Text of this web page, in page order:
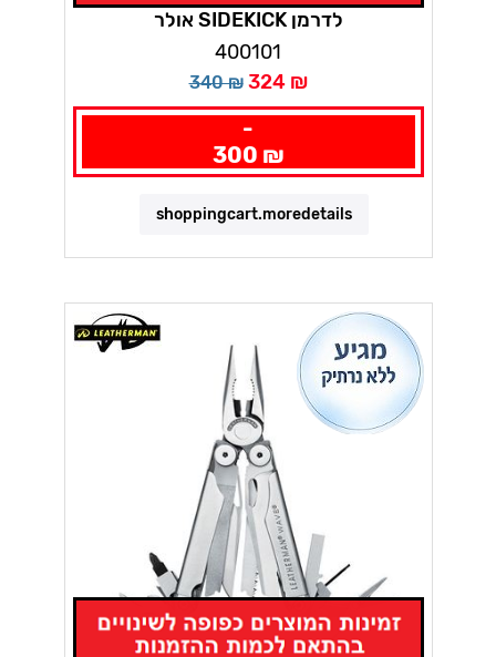
אולר SIDEKICK לדרמן
400101
340 ₪ 324 ₪
-
300 ₪
shoppingcart.moredetails